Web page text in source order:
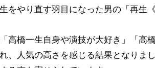
をやり直す羽目になった男の「再生
高橋一生自身や演技が大好き」「高
、人気の高さを感じる結果となりま